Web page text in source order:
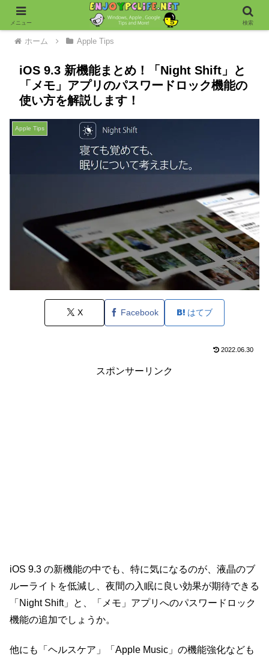
ホーム Apple Tips
iOS 9.3 新機能まとめ！「Night Shift」と
「メモ」アプリのパスワードロック機能の
使い方を解説します！
Apple Tips
X Facebook はてブ
2022.06.30
スポンサーリンク
iOS 9.3 の新機能の中でも、特に気になるのが、液晶のブ
ルーライトを低減し、夜間の入眠に良い効果が期待できる
「Night Shift」と、「メモ」アプリへのパスワードロック
機能の追加でしょうか。
他にも「ヘルスケア」「Apple Music」の機能強化なども
メニュー 検索